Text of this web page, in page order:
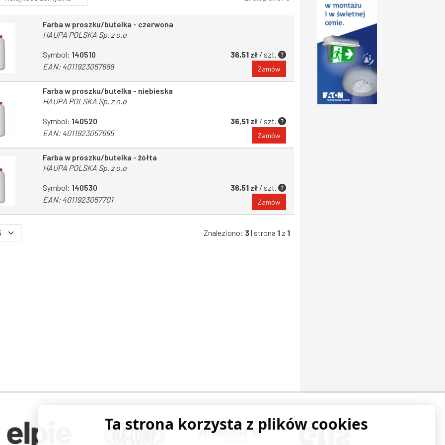
Farba w proszku/butelka - czerwona
HAUPA POLSKA Sp. z o.o
Symbol: 140510
EAN:4011923057688
36,51 zł / szt.
Zamów
Farba w proszku/butelka - niebieska
HAUPA POLSKA Sp. z o.o
Symbol: 140520
EAN:4011923057695
36,51 zł / szt.
Zamów
Farba w proszku/butelka - żółta
HAUPA POLSKA Sp. z o.o
Symbol: 140530
EAN:4011923057701
36,51 zł / szt.
Zamów
Znaleziono: 3| strona 1 z 1
Ta strona korzysta z plików cookies